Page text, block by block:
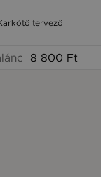
tervező
8 800 Ft